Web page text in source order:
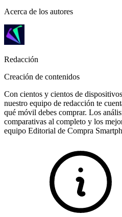
Acerca de los autores
Redacción
Creación de contenidos
Con cientos y cientos de
nuestro equipo de redacción te
qué móvil debes comprar. Los
comparativas al completo y los
equipo Editorial de Compra